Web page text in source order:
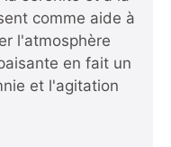
comme aide à
l'atmosphère
en fait un
et l'agitation